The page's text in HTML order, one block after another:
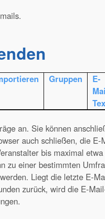
Gruppen
E-
an. Sie können
auch schließen, die E-
bis maximal
zu einer bestimmten
Liegt die letzte E-
zurück, wird die E-